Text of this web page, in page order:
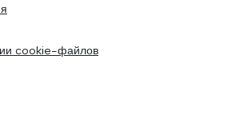
cookie-файлов